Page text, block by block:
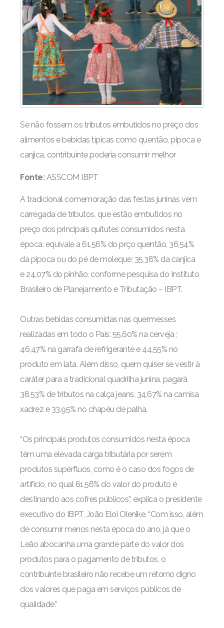
Se não fossem os tributos embutidos no preço dos
alimentos e bebidas típicas como quentão, pipoca e
canjica, contribuinte poderia consumir melhor
Fonte:ASSCOM IBPT
A tradicional comemoração das festas juninas vem
carregada de tributos, que estão embutidos no
preço dos principais quitutes consumidos nesta
época: equivale a 61,56% do prço quentão, 36,54%
da pipoca ou do pé de moleque; 35,38% da canjica
e 24,07% do pinhão, conforme pesquisa do Instituto
Brasileiro de Planejamento e Tributação – IBPT.
Outras bebidas consumidas nas quermesses
realizadas em todo o País: 55,60% na cerveja ;
46,47% na garrafa de refrigerante e 44,55% no
produto em lata. Além disso, quem quiser se vestir à
caráter para a tradicional quadrilha junina, pagará
38,53% de tributos na calça jeans, 34,67% na camisa
xadrez e 33,95% no chapéu de palha.
“Os principais produtos consumidos nesta época
têm uma elevada carga tributária por serem
produtos supérfluos, como é o caso dos fogos de
artifício, no qual 61,56% do valor do produto é
destinando aos cofres públicos”, explica o presidente
executivo do IBPT, João Eloi Olenike. “Com isso, além
de consumir menos nesta época do ano, já que o
Leão abocanha uma grande parte do valor dos
produtos para o pagamento de tributos, o
contribuinte brasileiro não recebe um retorno digno
dos valores que paga em serviços públicos de
qualidade.”